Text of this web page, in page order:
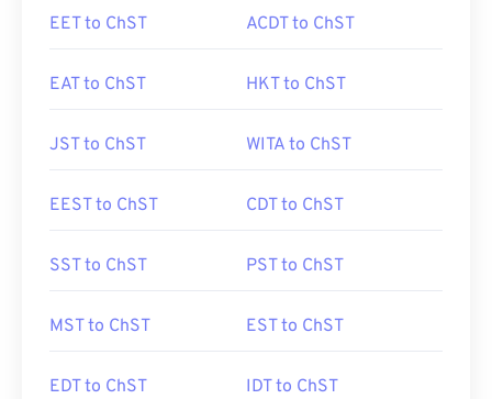
EET to ChST ACDT to ChST
EAT to ChST HKT to ChST
JST to ChST WITA to ChST
EEST to ChST CDT to ChST
SST to ChST PST to ChST
MST to ChST EST to ChST
EDT to ChST IDT to ChST